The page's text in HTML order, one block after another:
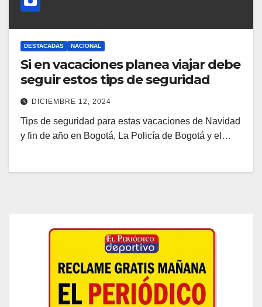
DESTACADAS NACIONAL
Si en vacaciones planea viajar debe
seguir estos tips de seguridad
DICIEMBRE 12, 2024
Tips de seguridad para estas vacaciones de Navidad
y fin de año en Bogotá, La Policía de Bogotá y el…